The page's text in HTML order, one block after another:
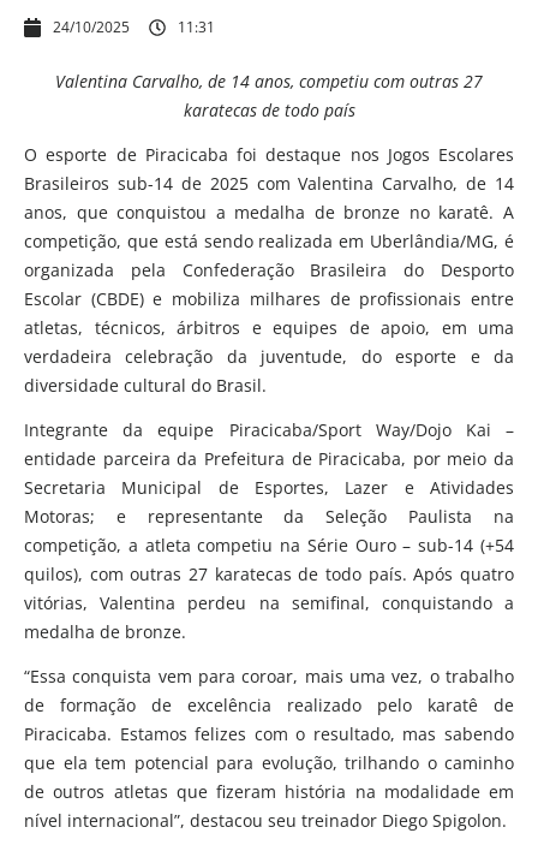
24/10/2025 11:31
Valentina Carvalho, de 14 anos, competiu com outras 27
karatecas de todo país
O esporte de Piracicaba foi destaque nos Jogos Escolares
Brasileiros sub-14 de 2025 com Valentina Carvalho, de 14
anos, que conquistou a medalha de bronze no karatê. A
competição, que está sendo realizada em Uberlândia/MG, é
organizada pela Confederação Brasileira do Desporto
Escolar (CBDE) e mobiliza milhares de profissionais entre
atletas, técnicos, árbitros e equipes de apoio, em uma
verdadeira celebração da juventude, do esporte e da
diversidade cultural do Brasil.
Integrante da equipe Piracicaba/Sport Way/Dojo Kai –
entidade parceira da Prefeitura de Piracicaba, por meio da
Secretaria Municipal de Esportes, Lazer e Atividades
Motoras; e representante da Seleção Paulista na
competição, a atleta competiu na Série Ouro – sub-14 (+54
quilos), com outras 27 karatecas de todo país. Após quatro
vitórias, Valentina perdeu na semifinal, conquistando a
medalha de bronze.
“Essa conquista vem para coroar, mais uma vez, o trabalho
de formação de excelência realizado pelo karatê de
Piracicaba. Estamos felizes com o resultado, mas sabendo
que ela tem potencial para evolução, trilhando o caminho
de outros atletas que fizeram história na modalidade em
nível internacional”, destacou seu treinador Diego Spigolon.